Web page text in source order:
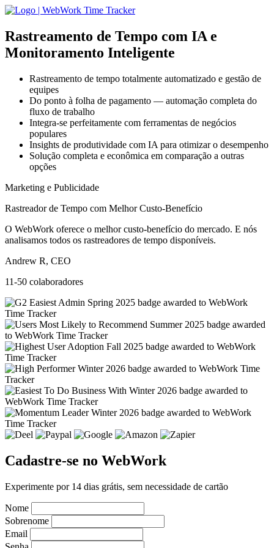
Rastreamento de Tempo com IA e
Monitoramento Inteligente
Rastreamento de tempo totalmente automatizado e gestão de
equipes
Do ponto à folha de pagamento — automação completa do
fluxo de trabalho
Integra-se perfeitamente com ferramentas de negócios
populares
Insights de produtividade com IA para otimizar o desempenho
Solução completa e econômica em comparação a outras
opções
Marketing e Publicidade
Rastreador de Tempo com Melhor Custo-Benefício
O WebWork oferece o melhor custo-benefício do mercado. E nós
analisamos todos os rastreadores de tempo disponíveis.
Andrew R, CEO
11-50 colaboradores
Cadastre-se no WebWork
Experimente por 14 dias grátis, sem necessidade de cartão
Nome
Sobrenome
Email